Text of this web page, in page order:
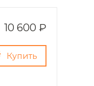
10 600 ₽
Купить